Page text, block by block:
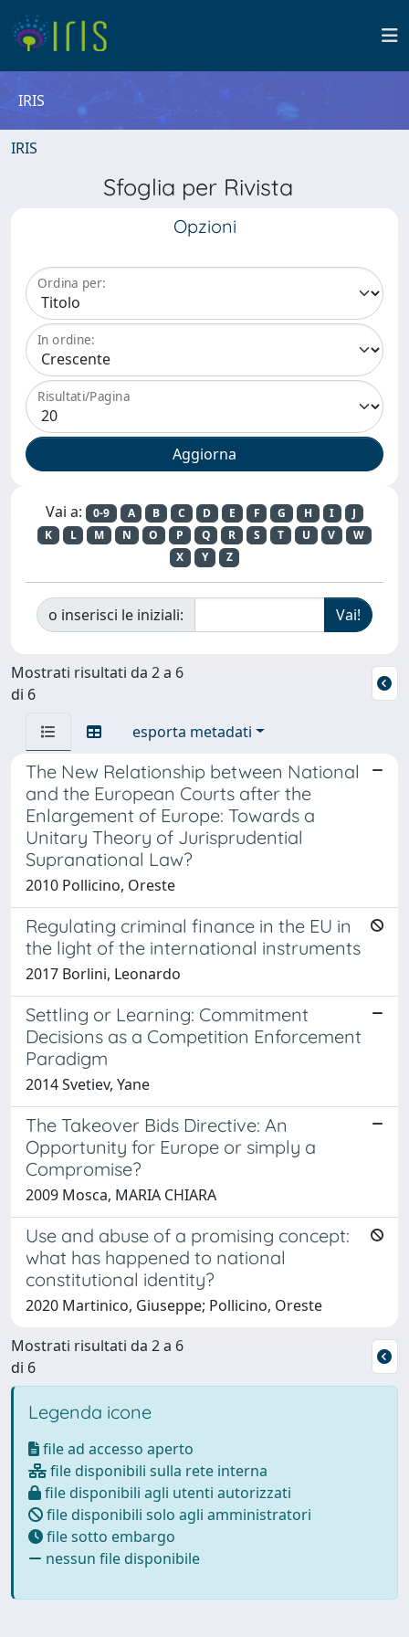
IRIS
IRIS
Sfoglia per Rivista
Opzioni
Ordina per:
In ordine:
Risultati/Pagina
Vai a: 0-9 A B C D E F G H I
J
K
L M N O P Q R S T U V
W
X
Y Z
o inserisci le iniziali:
Mostrati risultati da 2 a 6
di 6
esporta metadati
The New Relationship between National
and the European Courts after the
Enlargement of Europe: Towards a
Unitary Theory of Jurisprudential
Supranational Law?
2010 Pollicino, Oreste
Regulating criminal finance in the EU in
the light of the international instruments
2017 Borlini, Leonardo
Settling or Learning: Commitment
Decisions as a Competition Enforcement
Paradigm
2014 Svetiev, Yane
The Takeover Bids Directive: An
Opportunity for Europe or simply a
Compromise?
2009 Mosca, MARIA CHIARA
Use and abuse of a promising concept:
what has happened to national
constitutional identity?
2020 Martinico, Giuseppe; Pollicino, Oreste
Mostrati risultati da 2 a 6
di 6
Legenda icone
file ad accesso aperto
file disponibili sulla rete interna
file disponibili agli utenti autorizzati
file disponibili solo agli amministratori
file sotto embargo
nessun file disponibile